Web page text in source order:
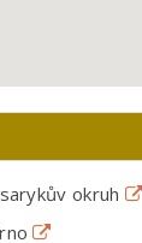
okruh